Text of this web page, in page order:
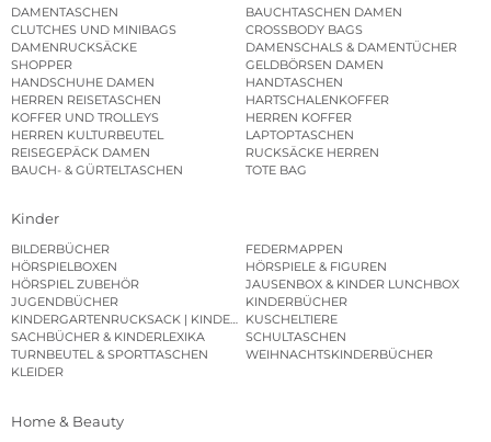
DAMENTASCHEN
BAUCHTASCHEN DAMEN
CLUTCHES UND MINIBAGS
CROSSBODY BAGS
DAMENRUCKSÄCKE
DAMENSCHALS & DAMENTÜCHER
SHOPPER
GELDBÖRSEN DAMEN
HANDSCHUHE DAMEN
HANDTASCHEN
HERREN REISETASCHEN
HARTSCHALENKOFFER
KOFFER UND TROLLEYS
HERREN KOFFER
HERREN KULTURBEUTEL
LAPTOPTASCHEN
REISEGEPÄCK DAMEN
RUCKSÄCKE HERREN
BAUCH- & GÜRTELTASCHEN
TOTE BAG
Kinder
BILDERBÜCHER
FEDERMAPPEN
HÖRSPIELBOXEN
HÖRSPIELE & FIGUREN
HÖRSPIEL ZUBEHÖR
JAUSENBOX & KINDER LUNCHBOX
JUGENDBÜCHER
KINDERBÜCHER
KINDERGARTENRUCKSACK | KINDERGARTENBEUTEL
KUSCHELTIERE
SACHBÜCHER & KINDERLEXIKA
SCHULTASCHEN
TURNBEUTEL & SPORTTASCHEN
WEIHNACHTSKINDERBÜCHER
KLEIDER
Home & Beauty